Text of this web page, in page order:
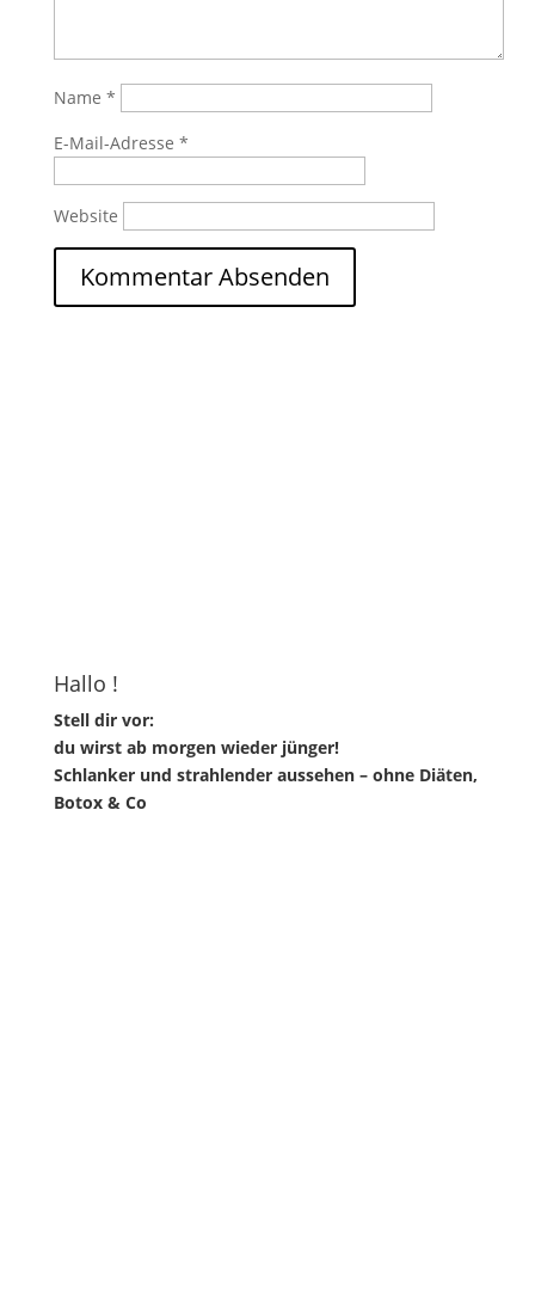
Name *
E-Mail-Adresse *
Website
Hallo !
Stell dir vor:
du wirst ab morgen wieder jünger!
Schlanker und strahlender aussehen – ohne Diäten,
Botox & Co